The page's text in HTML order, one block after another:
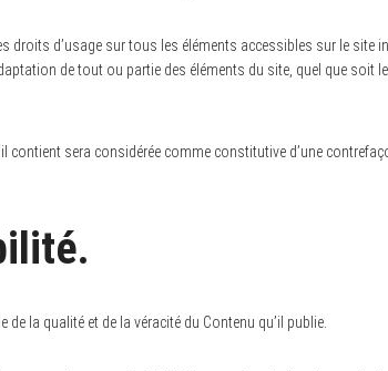
droits d’usage sur tous les éléments accessibles sur le
de tout ou partie des éléments du site, quel que soit
contient sera considérée comme constitutive d’une
de la qualité et de la véracité du Contenu qu’il publie.